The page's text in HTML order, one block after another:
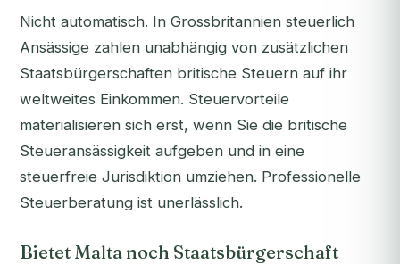
Nicht automatisch. In Grossbritannien steuerlich
Ansässige zahlen unabhängig von zusätzlichen
Staatsbürgerschaften britische Steuern auf ihr
weltweites Einkommen. Steuervorteile
materialisieren sich erst, wenn Sie die britische
Steueransässigkeit aufgeben und in eine
steuerfreie Jurisdiktion umziehen. Professionelle
Steuerberatung ist unerlässlich.
Bietet Malta noch Staatsbürgerschaft